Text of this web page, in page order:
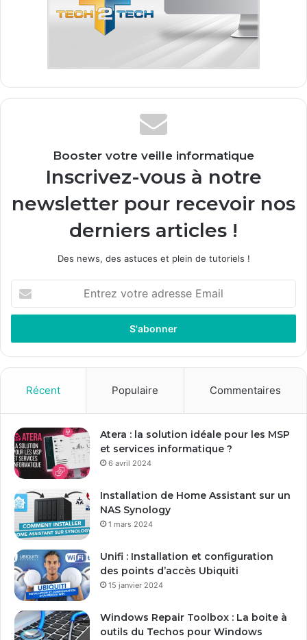
Booster votre veille informatique
Inscrivez-vous à notre
newsletter pour recevoir nos
derniers articles !
Des news, des astuces et plein de tutoriels !
t
e
z
r
e
a
d
s
e
m
a
Récent Populaire Commentaires
Atera : la solution idéale pour les MSP
et services informatique ?
6 avril 2024
Installation de Home Assistant sur un
NAS Synology
1 mars 2024
Unifi : Installation et configuration
des points d’accès Ubiquiti
15 janvier 2024
Windows Repair Toolbox : La boite à
outils du Techos pour Windows